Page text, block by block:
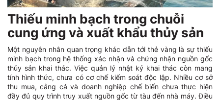
Thiếu minh bạch trong chuỗi
cung ứng và xuất khẩu thủy sản
Một nguyên nhân quan trọng khác dẫn tới thẻ vàng là sự thiếu
minh bạch trong hệ thống xác nhận và chứng nhận nguồn gốc
thủy sản khai thác. Việc quản lý nhật ký khai thác còn mang
tính hình thức, chưa có cơ chế kiểm soát độc lập. Nhiều cơ sở
thu mua, cảng cá và doanh nghiệp chế biến chưa thực hiện
đầy đủ quy trình truy xuất nguồn gốc từ tàu đến nhà máy. Điều